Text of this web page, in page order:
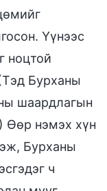
Үүнээс
ноцтой
Бурханы
шаардлагын
Өөр нэмэх хүн
Бурханы
ч